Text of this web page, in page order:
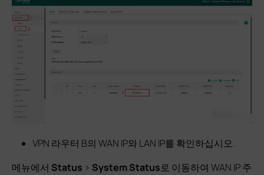
VPN 라우터 B의 WAN IP와 LAN IP를 확인하십시오.
메뉴에서 Status > System Status로 이동하여 WAN IP 주